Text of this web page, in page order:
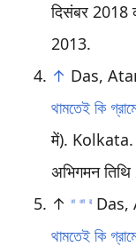
दिसंबर 2018
2013.
↑ Das,
থামতেই কি
में).
अभिगमन
↑
अ आ इ Das,
থামতেই কি